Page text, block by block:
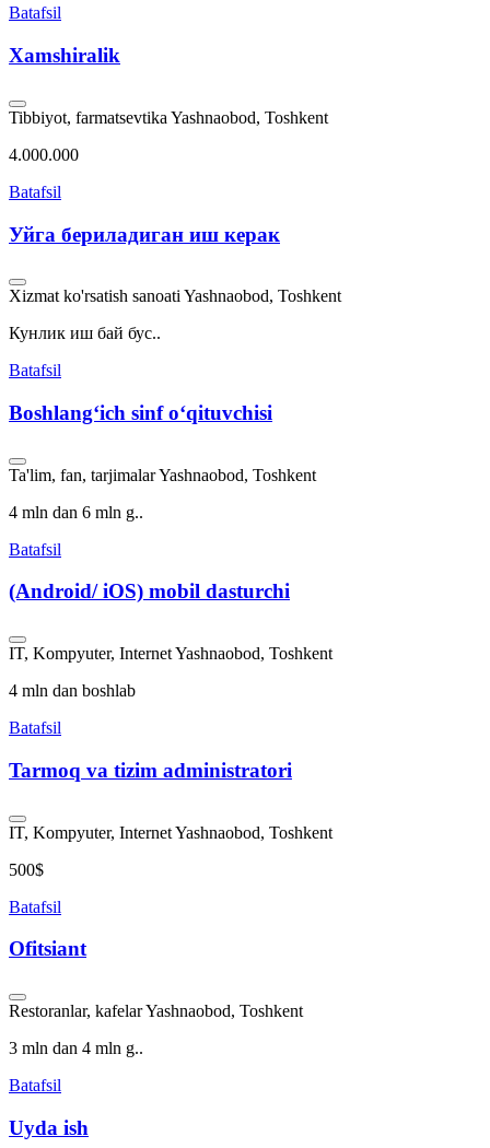
Batafsil
Xamshiralik
Tibbiyot, farmatsevtika Yashnaobod, Toshkent
4.000.000
Batafsil
Уйга бериладиган иш керак
Xizmat ko'rsatish sanoati Yashnaobod, Toshkent
Кунлик иш бай бус..
Batafsil
Boshlangʻich sinf oʻqituvchisi
Ta'lim, fan, tarjimalarYashnaobod, Toshkent
4 mln dan 6 mln g..
Batafsil
(Android/ iOS) mobil dasturchi
IT, Kompyuter, InternetYashnaobod, Toshkent
4 mln dan boshlab
Batafsil
Tarmoq va tizim administratori
IT, Kompyuter, InternetYashnaobod, Toshkent
500$
Batafsil
Ofitsiant
Restoranlar, kafelarYashnaobod, Toshkent
3 mln dan 4 mln g..
Batafsil
Uyda ish